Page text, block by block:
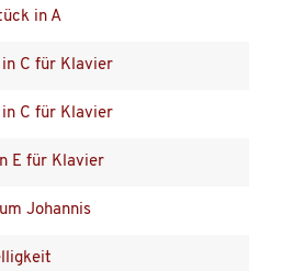
in A
in C für Klavier
in C für Klavier
E für Klavier
Johannis